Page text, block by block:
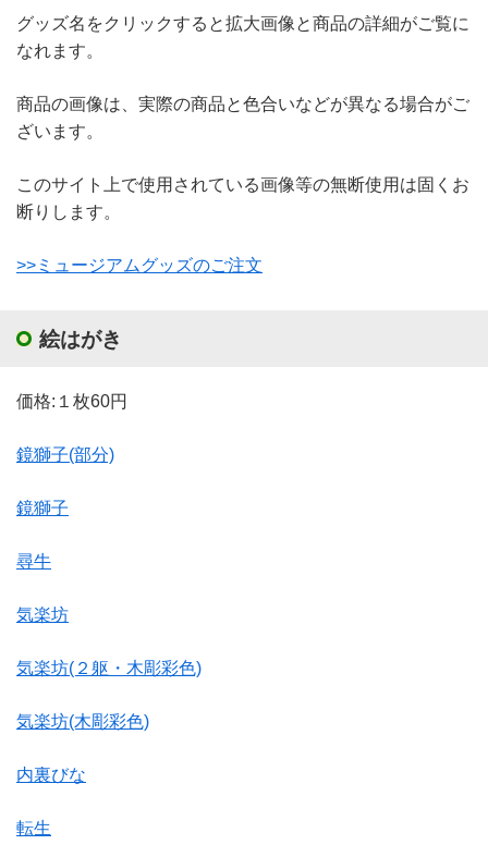
グッズ名をクリックすると拡大画像と商品の詳細がご覧に
なれます。
商品の画像は、実際の商品と色合いなどが異なる場合がご
ざいます。
このサイト上で使用されている画像等の無断使用は固くお
断りします。
>>ミュージアムグッズのご注文
絵はがき
価格:１枚60円
鏡獅子(部分)
鏡獅子
尋牛
気楽坊
気楽坊(２躯・木彫彩色)
気楽坊(木彫彩色)
内裏びな
転生